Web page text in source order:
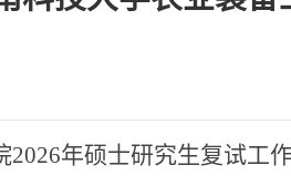
2026年硕士研究生复试工